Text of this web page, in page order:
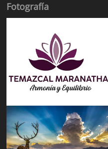
Fotografía